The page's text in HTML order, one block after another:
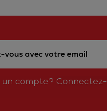
vous avec votre email
un compte? Connectez-